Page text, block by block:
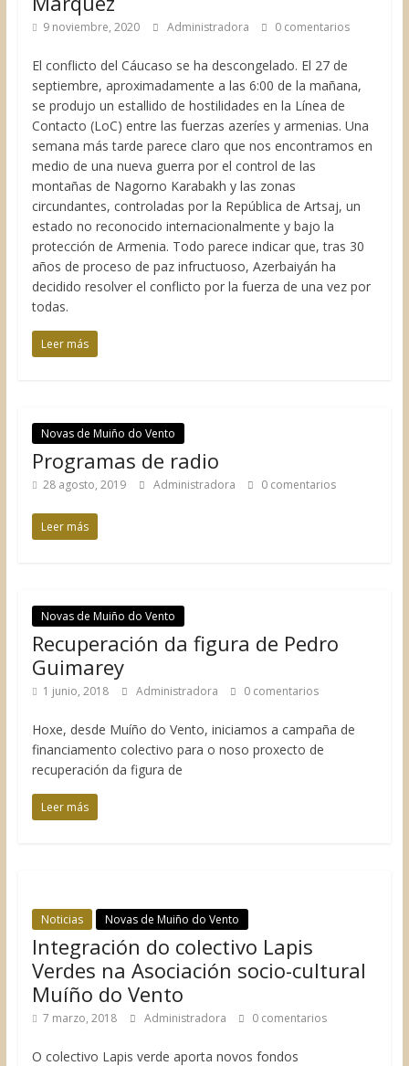
9 noviembre, 2020 Administradora 0 comentarios
El conflicto del Cáucaso se ha descongelado. El 27 de
septiembre, aproximadamente a las 6:00 de la mañana,
se produjo un estallido de hostilidades en la Línea de
Contacto (LoC) entre las fuerzas azeríes y armenias. Una
semana más tarde parece claro que nos encontramos en
medio de una nueva guerra por el control de las
montañas de Nagorno Karabakh y las zonas
circundantes, controladas por la República de Artsaj, un
estado no reconocido internacionalmente y bajo la
protección de Armenia. Todo parece indicar que, tras 30
años de proceso de paz infructuoso, Azerbaiyán ha
decidido resolver el conflicto por la fuerza de una vez por
todas.
Leer más
Novas de Muiño do Vento
Programas de radio
28 agosto, 2019 Administradora 0 comentarios
Leer más
Novas de Muiño do Vento
Recuperación da figura de Pedro
Guimarey
1 junio, 2018 Administradora 0 comentarios
Hoxe, desde Muíño do Vento, iniciamos a campaña de
financiamento colectivo para o noso proxecto de
recuperación da figura de
Leer más
Noticias Novas de Muiño do Vento
Integración do colectivo Lapis
Verdes na Asociación socio-cultural
Muíño do Vento
7 marzo, 2018 Administradora 0 comentarios
O colectivo Lapis verde aporta novos fondos